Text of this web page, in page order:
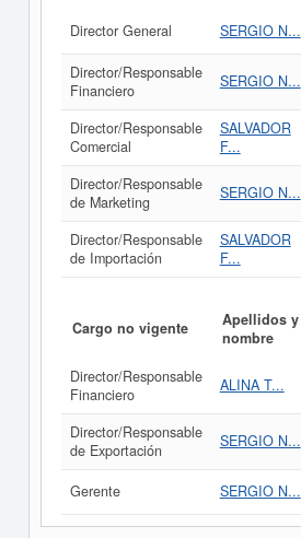
Director General SERGIO N...
Director/Responsable
Financiero
SERGIO N...
Director/Responsable
Comercial
SALVADOR
F...
Director/Responsable
de Marketing
SERGIO N...
Director/Responsable
de Importación
SALVADOR
F...
Cargo no vigente
Apellidos y
nombre
Director/Responsable
Financiero
ALINA T...
Director/Responsable
de Exportación
SERGIO N...
Gerente SERGIO N...